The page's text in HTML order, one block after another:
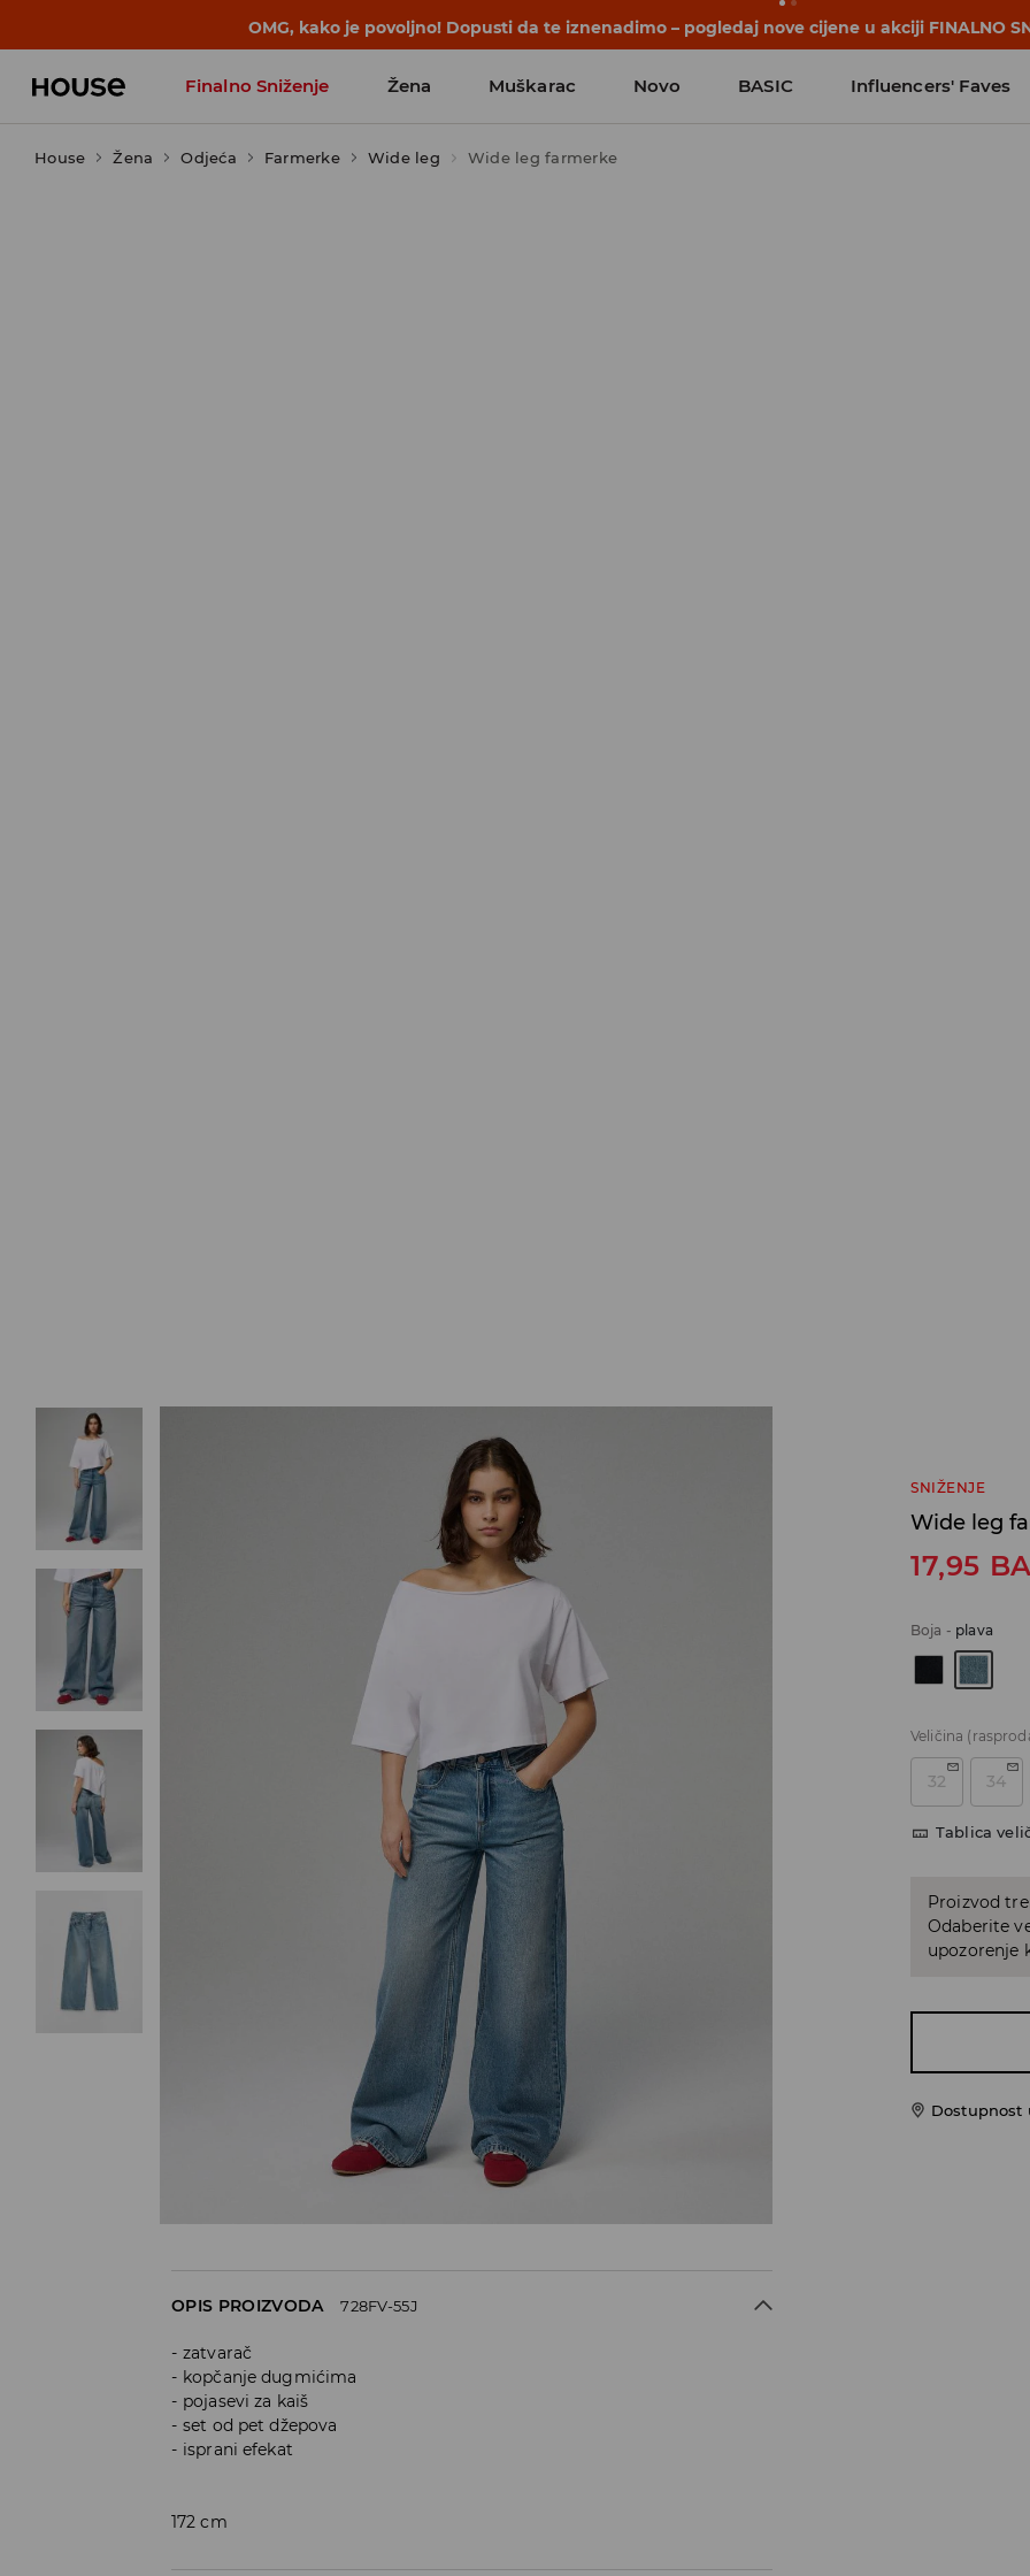
BACK TO SCHOOL 📒Najbolje priče počinju prije prvog školskog zvona. Započni školsku godinu
Finalno Sniženje Žena Muškarac Novo BASIC Influencers' Faves
House Žena Odjeća Farmerke Wide leg Wide leg farmerke
SNIŽENJE
Wide leg
17,95
Boja - plava
Veličina
32 34
Tablica
Proizvod
Odaberite
upozorenje
Dostupnost
OPIS PROIZVODA 728FV-55J
zatvarač
kopčanje dugmićima
pojasevi za kaiš
set od pet džepova
isprani efekat
172 cm